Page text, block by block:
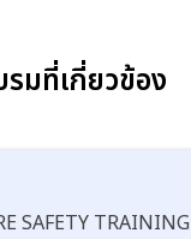
มที่เกี่ยวข้อง
SAFETY TRAINING